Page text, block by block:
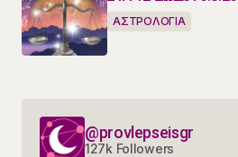
ΑΣΤΡΟΛΟΓΙΑ
@provlepseisgr
127k Followers